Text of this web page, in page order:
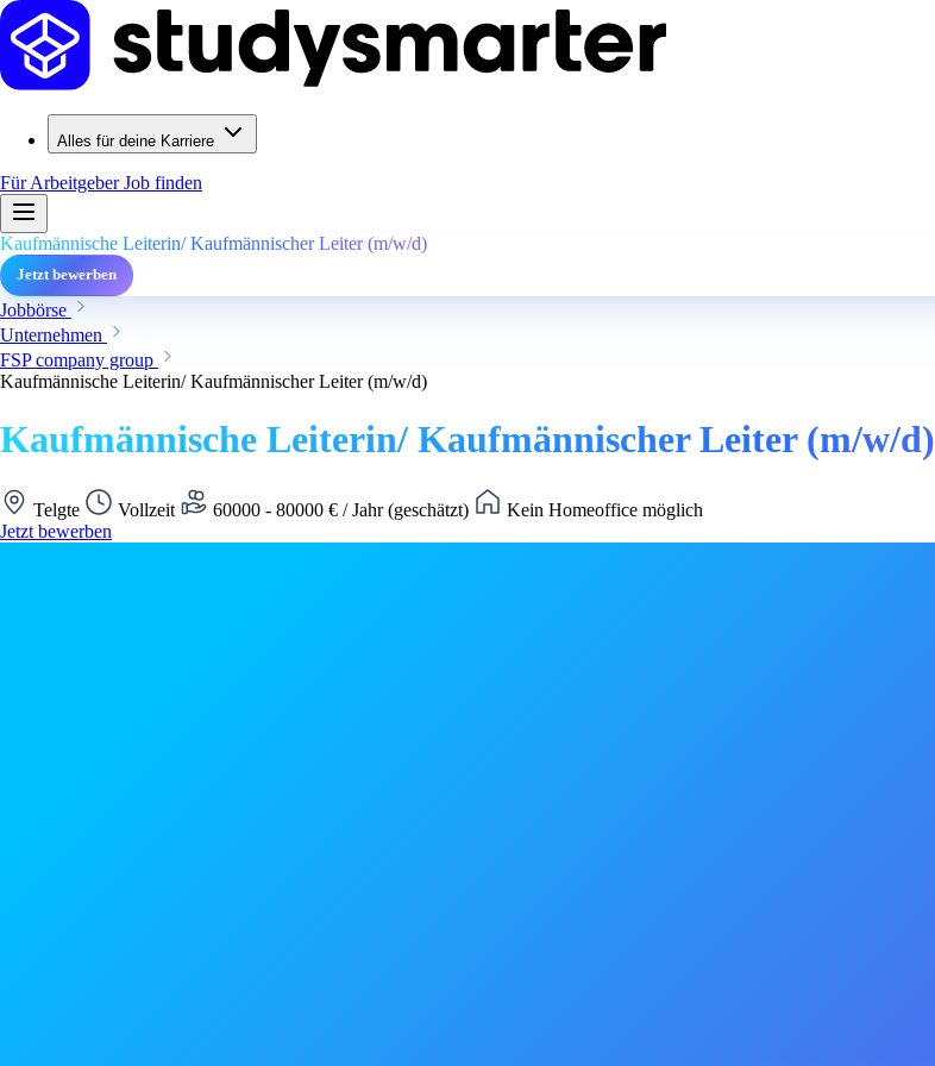
Alles für deine Karriere
Für ArbeitgeberJob finden
Kaufmännische Leiterin/ Kaufmännischer Leiter (m/w/d)
Jetzt bewerben
Jobbörse
Unternehmen
FSP company group
Kaufmännische Leiterin/ Kaufmännischer Leiter (m/w/d)
Kaufmännische Leiterin/ Kaufmännischer Leiter (m/w/d)
Telgte Vollzeit 60000 - 80000 € / Jahr (geschätzt)
Kein Homeoffice möglich
Jetzt bewerben